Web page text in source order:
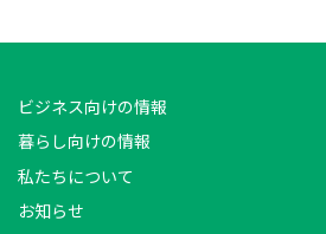
ビジネス向けの情報
暮らし向けの情報
私たちについて
お知らせ